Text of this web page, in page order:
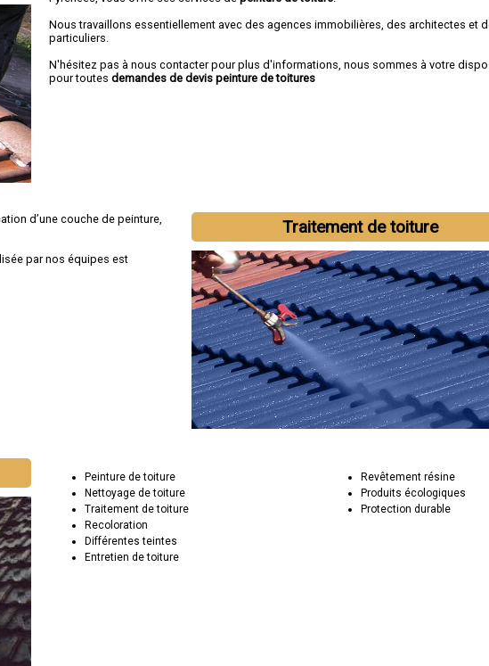
Nous travaillons essentiellement avec des agences immobilières, des architectes et
particuliers.
N'hésitez pas à nous contacter pour plus d'informations, nous sommes à votre
pour toutesdemandes de devis peinture de toitures
Traitement de toiture
d’une couche de peinture,
par nos équipes est
Peinture de toiture
Nettoyage de toiture
Traitement de toiture
Recoloration
Différentes teintes
Entretien de toiture
Revêtement résine
Produits écologiques
Protection durable